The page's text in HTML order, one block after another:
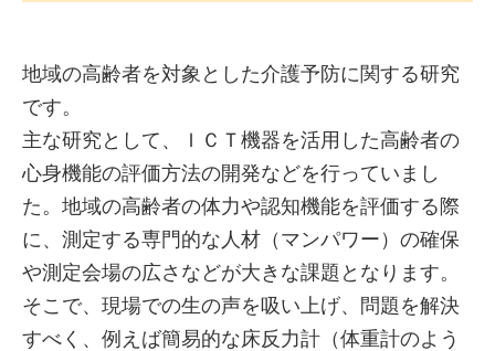
地域の高齢者を対象とした介護予防に関する研究
です。
主な研究として、ＩＣＴ機器を活用した高齢者の
心身機能の評価方法の開発などを行っていまし
た。地域の高齢者の体力や認知機能を評価する際
に、測定する専門的な人材（マンパワー）の確保
や測定会場の広さなどが大きな課題となります。
そこで、現場での生の声を吸い上げ、問題を解決
すべく、例えば簡易的な床反力計（体重計のよう